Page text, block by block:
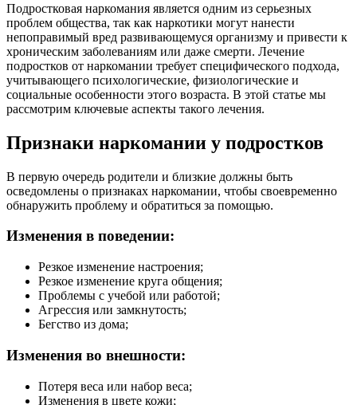
Подростковая наркомания является одним из серьезных
проблем общества, так как наркотики могут нанести
непоправимый вред развивающемуся организму и привести к
хроническим заболеваниям или даже смерти. Лечение
подростков от наркомании требует специфического подхода,
учитывающего психологические, физиологические и
социальные особенности этого возраста. В этой статье мы
рассмотрим ключевые аспекты такого лечения.
Признаки наркомании у подростков
В первую очередь родители и близкие должны быть
осведомлены о признаках наркомании, чтобы своевременно
обнаружить проблему и обратиться за помощью.
Изменения в поведении:
Резкое изменение настроения;
Резкое изменение круга общения;
Проблемы с учебой или работой;
Агрессия или замкнутость;
Бегство из дома;
Изменения во внешности:
Потеря веса или набор веса;
Изменения в цвете кожи;